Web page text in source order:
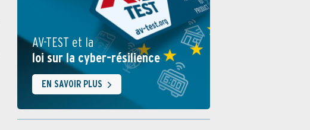
AV-TEST et la
loi sur la cyber-résilience
EN SAVOIR PLUS